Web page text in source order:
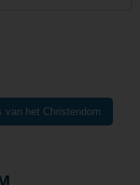
van het Christendom